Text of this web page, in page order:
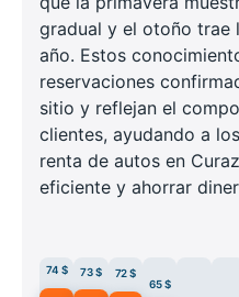
gradual y el otoño trae
año. Estos
reservaciones
sitio y reflejan el
clientes, ayudando a
renta de autos en
eficiente y ahorrar
74 $ 73 $
72 $
65 $